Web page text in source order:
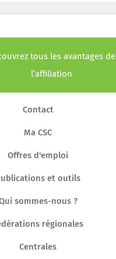
tous les avantages de
l’affiliation
Contact
Ma CSC
Offres d'emploi
et outils
sommes-nous ?
régionales
Centrales